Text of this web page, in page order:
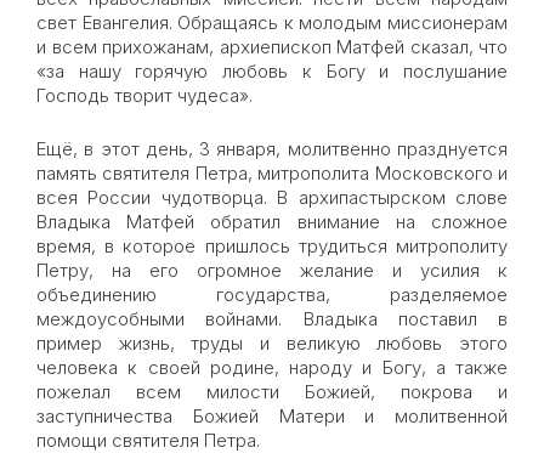
свет Евангелия. Обращаясь к молодым миссионерам
и всем прихожанам, архиепископ Матфей сказал, что
«за нашу горячую любовь к Богу и послушание
Господь творит чудеса».
Ещё, в этот день, 3 января, молитвенно празднуется
память святителя Петра, митрополита Московского и
всея России чудотворца. В архипастырском слове
Владыка Матфей обратил внимание на сложное
время, в которое пришлось трудиться митрополиту
Петру, на его огромное желание и усилия к
объединению государства, разделяемое
междоусобными войнами. Владыка поставил в
пример жизнь, труды и великую любовь этого
человека к своей родине, народу и Богу, а также
пожелал всем милости Божией, покрова и
заступничества Божией Матери и молитвенной
помощи святителя Петра.